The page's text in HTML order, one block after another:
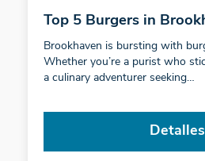
Top 5 Burgers in
Brookhaven is bursting with
Whether you’re a purist who
a culinary adventurer seeking…
Detalles